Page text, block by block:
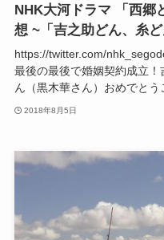
NHK大河ドラマ 「西郷
想 ~「吉之助どん、糸
https://twitter.com/
最後の最後で婚姻契約成立
ん（黒木華さん）おめでとう
2018年8月5日